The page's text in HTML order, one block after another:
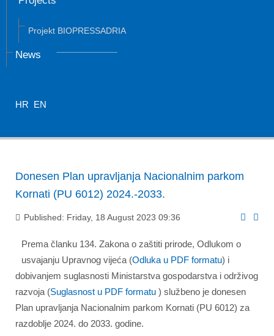
Projekt BIOPRESSADRIA
News
HR EN
Donesen Plan upravljanja Nacionalnim parkom
Kornati (PU 6012) 2024.-2033.
Published: Friday, 18 August 2023 09:36
Prema članku 134. Zakona o zaštiti prirode, Odlukom o
usvajanju Upravnog vijeća (Odluka u PDF formatu) i
dobivanjem suglasnosti Ministarstva gospodarstva i održivog
razvoja (Suglasnost u PDF formatu ) službeno je donesen
Plan upravljanja Nacionalnim parkom Kornati (PU 6012) za
razdoblje 2024. do 2033. godine.